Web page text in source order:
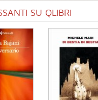
SU QLIBRI